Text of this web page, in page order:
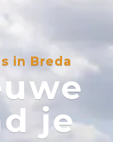
in Breda
je